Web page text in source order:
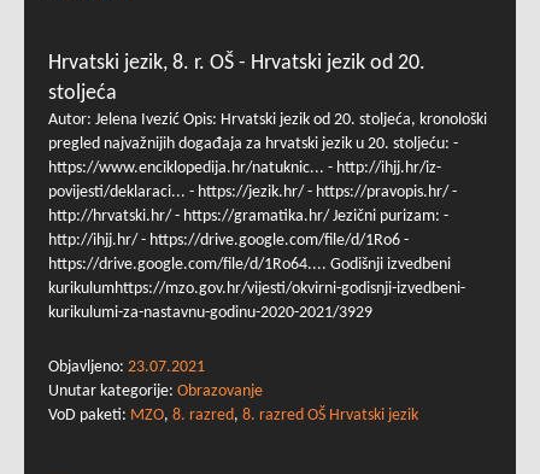
Hrvatski jezik, 8. r. OŠ - Hrvatski jezik od 20.
stoljeća
Autor: Jelena Ivezić Opis: Hrvatski jezik od 20. stoljeća, kronološki
pregled najvažnijih događaja za hrvatski jezik u 20. stoljeću: -
https://www.enciklopedija.hr/natuknic... - http://ihjj.hr/iz-
povijesti/deklaraci... - https://jezik.hr/ - https://pravopis.hr/ -
http://hrvatski.hr/ - https://gramatika.hr/ Jezični purizam: -
http://ihjj.hr/ - https://drive.google.com/file/d/1Ro6 -
https://drive.google.com/file/d/1Ro64.... Godišnji izvedbeni
kurikulumhttps://mzo.gov.hr/vijesti/okvirni-godisnji-izvedbeni-
kurikulumi-za-nastavnu-godinu-2020-2021/3929
Objavljeno: 23.07.2021
Unutar kategorije: Obrazovanje
VoD paketi: MZO, 8. razred, 8. razred OŠ Hrvatski jezik